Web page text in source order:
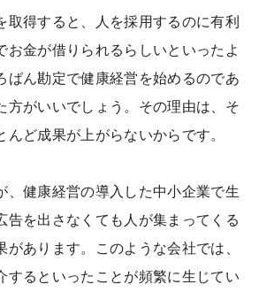
取得すると、人を採用するのに有利
お金が借りられるらしいといったよ
ばん勘定で健康経営を始めるのであ
方がいいでしょう。その理由は、そ
んど成果が上がらないからです。
、健康経営の導入した中小企業で生
告を出さなくても人が集まってくる
があります。このような会社では、
するといったことが頻繁に生じてい